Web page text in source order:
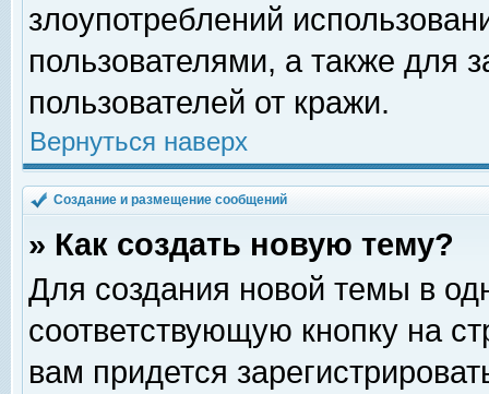
злоупотреблений
пользователями, а также для
пользователей от кражи.
Вернуться наверх
Создание и размещение сообщений
» Как создать новую тему?
Для создания новой темы в
соответствующую кнопку на
вам придется